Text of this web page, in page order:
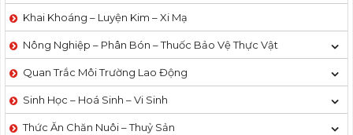
Khai Khoáng – Luyện Kim – Xi Mạ
Nông Nghiệp – Phân Bón – Thuốc Bảo Vệ Thực Vật
Quan Trắc Môi Trường Lao Động
Sinh Học – Hoá Sinh – Vi Sinh
Thức Ăn Chăn Nuôi – Thuỷ Sản